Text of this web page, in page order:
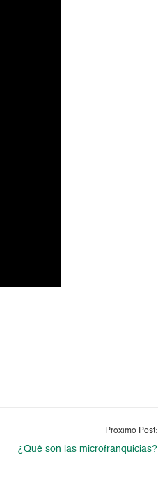
Proximo Post:
¿Qué son las microfranquicias?